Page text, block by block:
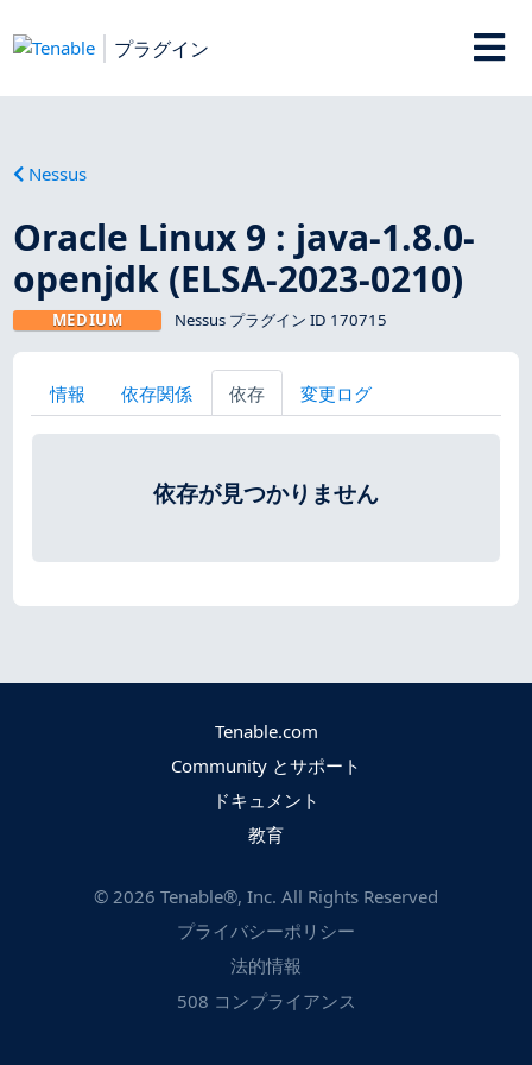
プラグイン
Nessus
Oracle Linux 9 : java-1.8.0-
openjdk (ELSA-2023-0210)
MEDIUM Nessus プラグイン ID 170715
情報 依存関係 依存 変更ログ
依存が見つかりません
Tenable.com
Community とサポート
ドキュメント
教育
© 2026 Tenable®, Inc. All Rights Reserved
プライバシーポリシー
法的情報
508 コンプライアンス